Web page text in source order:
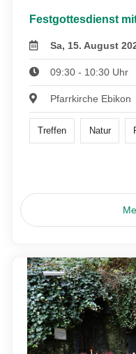
Festgottesdienst
Sa, 15. August
09:30 - 10:30 Uhr
Pfarrkirche Ebikon
Treffen Natur